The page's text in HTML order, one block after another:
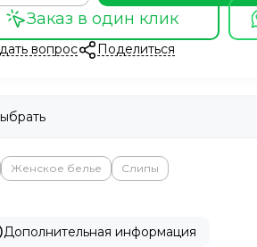
Заказ в один клик
вопрос Поделиться
Женское белье Слипы
Дополнительная информация